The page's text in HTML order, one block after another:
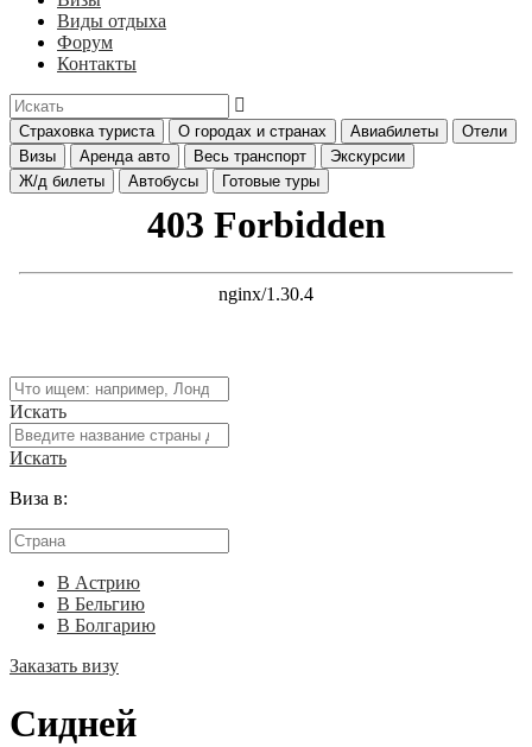
Виды отдыха
Форум
Контакты
Страховка туриста О городах и странах Авиабилеты
Отели
Визы
Аренда авто Весь транспорт
Экскурсии
Ж/д билеты
Автобусы Готовые туры
Искать
Искать
Виза в:
В Астрию
В Бельгию
В Болгарию
Заказать визу
Сидней